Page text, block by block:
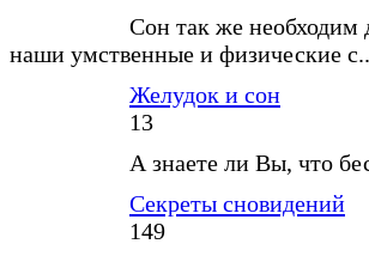
Сон так же необходим
наши умственные и физические
Желудок и сон
13
А знаете ли Вы, что
Секреты сновидений
149